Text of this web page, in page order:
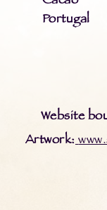
Portugal
Website
Artwork: